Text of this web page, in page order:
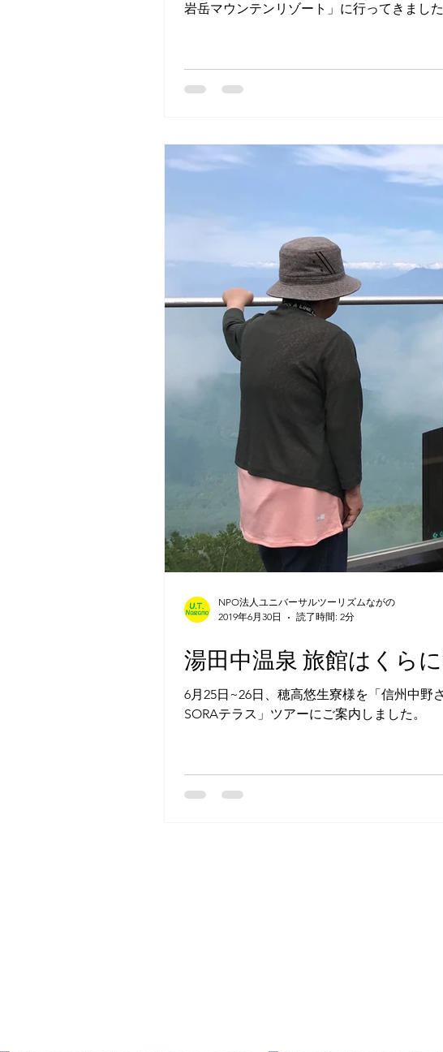
岩岳マウンテンリゾート」に行ってきまし
湯田中温泉 旅館はくら
6月25日~26日、穂高悠生寮様を「信州中
SORAテラス」ツアーにご案内しました。
NPO法人ユニバーサルツーリズムながの
2019年6月30日
読了時間: 2分